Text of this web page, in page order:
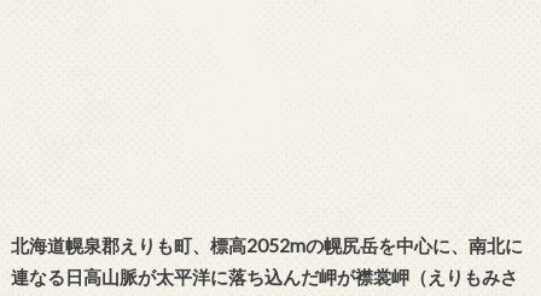
北海道幌泉郡えりも町、標高2052mの幌尻岳を中心に、南北に
連なる日高山脈が太平洋に落ち込んだ岬が襟裳岬（えりもみさ